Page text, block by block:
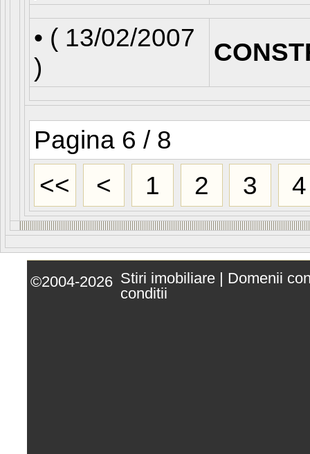
• ( 13/02/2007
)
Pagina 6 / 8
<<
< 1 2 3 4
©2004-2026 Stiri imobiliare | Domenii
conditii